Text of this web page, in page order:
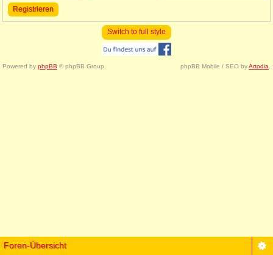
Registrieren
Switch to full style
Powered by phpBB © phpBB Group. phpBB Mobile / SEO byArtodia
Foren-Übersicht